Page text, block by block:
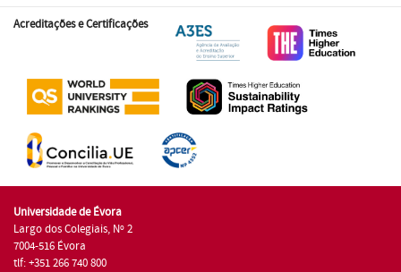
Acreditações e Certificações
Universidade de Évora
Largo dos Colegiais, Nº 2
7004-516 Évora
tlf: +351 266 740 800